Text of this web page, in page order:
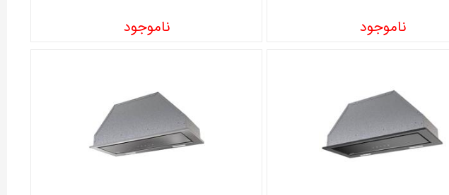
ناموجود ناموجود